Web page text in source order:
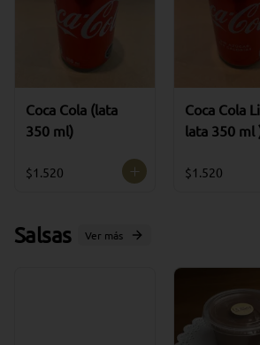
Coca Cola (lata
350 ml)
$1.520
Coca Cola
lata 350 ml
$1.520
Salsas Ver más